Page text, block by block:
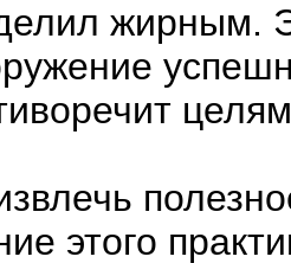
жирным.
этого